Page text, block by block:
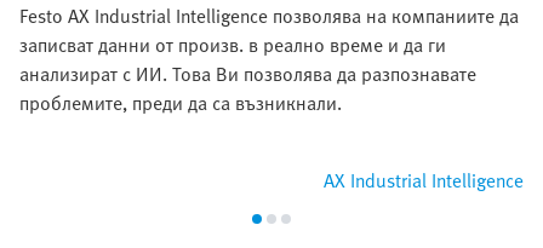
Festo AX Industrial Intelligence позволява на компаниите да
записват данни от произв. в реално време и да ги
анализират с ИИ. Това Ви позволява да разпознавате
проблемите, преди да са възникнали.
AX Industrial Intelligence